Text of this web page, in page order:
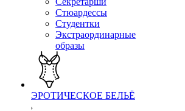
Стюардессы
Студентки
Экстраординарные
образы
ЭРОТИЧЕСКОЕ БЕЛЬЁ